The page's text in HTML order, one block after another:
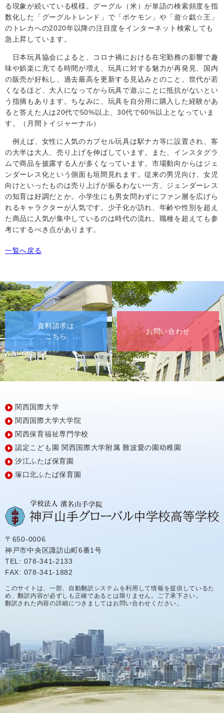
る現象が続いている模様。グーグル（米）が単語の検索頻度を指
数化した「グーグルトレンド」で「ポケモン」や「遊☆戯☆王」
のトレカへの2020年以降の注目度をインターネット検索しても
急上昇しています。
日本玩具協会によると、コロナ禍における在宅勤務の影響で趣
味や娯楽に充てる時間が増え、玩具に対する魅力が再発見、国内
の販売が好転し、過去最高を更新する見込みとのこと。世代が若
くなるほど、大人になってから玩具で遊ぶことに抵抗がないとい
う指摘もあります。ちなみに、玩具を自分用に購入した経験があ
ると答えた人は20代で50%以上、 30代で60%以上となっていま
す。（月間トイジャーナル）
例えば、女性に人気のカプセル玩具は駅ナカ等に設置され、客
の大半は大人、売り上げを伸ばしています。また、インスタグラ
ムで商品を披露する人が多くなっています。市場動向からはジェ
ンダーレス化という側面も垣間見れます。従来の男児向け、女児
向けといったものは売り上げが振るわない一方、ジェンダーレス
の知育は好調だとか。小学生にも男女問わずにファン層を広げら
れるキャラクターが人気です。少子化が訪れ、年齢や性別を超え
た商品に人気が集中しているのは時代の流れ。職種を超えても参
考にするべき点があります。
一覧へ戻る
資料請求は
こちら
お問い合わせ
関西国際大学
関西国際大学大学院
関西保育福祉専門学校
認定こども園 関西国際大学附属 難波愛の園幼稚園
汐江ふたば保育園
塚口北ふたば保育園
〒650-0006
神戸市中央区諏訪山町6番1号
TEL: 078-341-2133
FAX: 078-341-1882
このサイトは、一部、自動翻訳システムを利用して情報を提供しているた
め、翻訳内容が必ずしも正確であるとは限りません。ご了承下さい。
翻訳された内容の詳細につきましてはお問い合わせください。